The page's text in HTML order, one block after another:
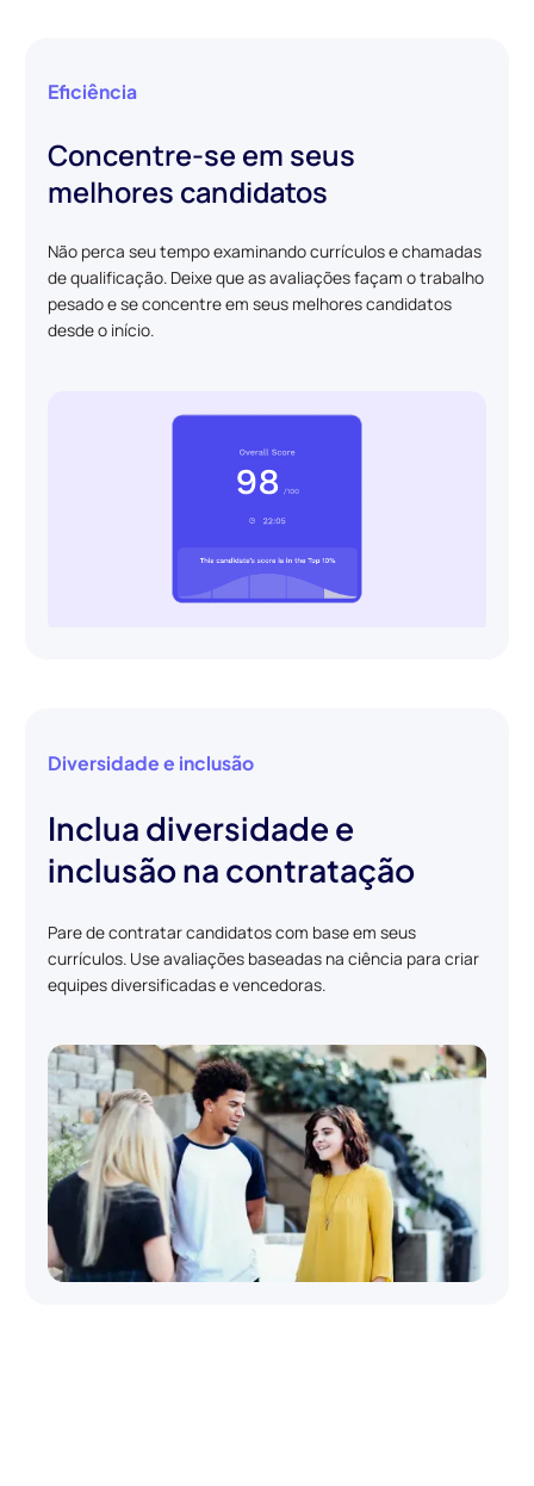
Eficiência
Concentre-se em seus
melhores candidatos
Não perca seu tempo examinando currículos e chamadas
de qualificação. Deixe que as avaliações façam o trabalho
pesado e se concentre em seus melhores candidatos
desde o início.
Diversidade e inclusão
Inclua diversidade e
inclusão na contratação
Pare de contratar candidatos com base em seus
currículos. Use avaliações baseadas na ciência para criar
equipes diversificadas e vencedoras.